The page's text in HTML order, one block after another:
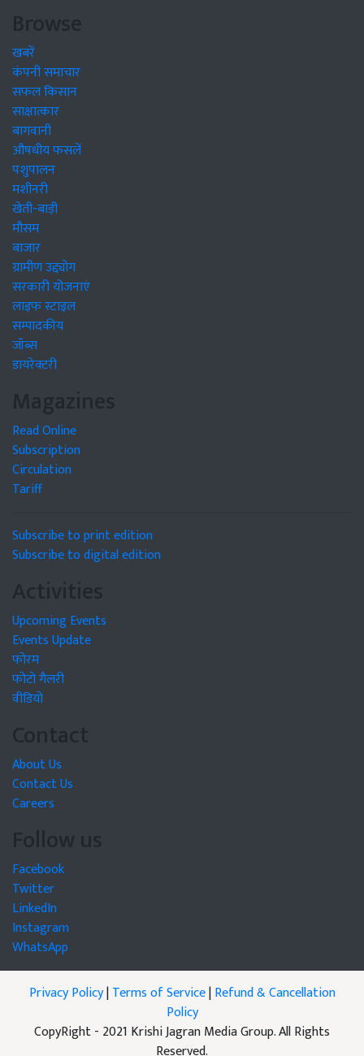
Browse
खबरें
कंपनी समाचार
सफल किसान
साक्षात्कार
बागवानी
औषधीय फसलें
पशुपालन
मशीनरी
खेती-बाड़ी
मौसम
बाजार
ग्रामीण उद्द्योग
सरकारी योजनाएं
लाइफ स्टाइल
सम्पादकीय
जॉब्स
डायरेक्टरी
Magazines
Read Online
Subscription
Circulation
Tariff
Subscribe to print edition
Subscribe to digital edition
Activities
Upcoming Events
Events Update
फोरम
फोटो गैलरी
वीडियो
Contact
About Us
Contact Us
Careers
Follow us
Facebook
Twitter
LinkedIn
Instagram
WhatsApp
Privacy Policy|Terms of Service|Refund & Cancellation
Policy
CopyRight - 2021 Krishi Jagran Media Group. All Rights